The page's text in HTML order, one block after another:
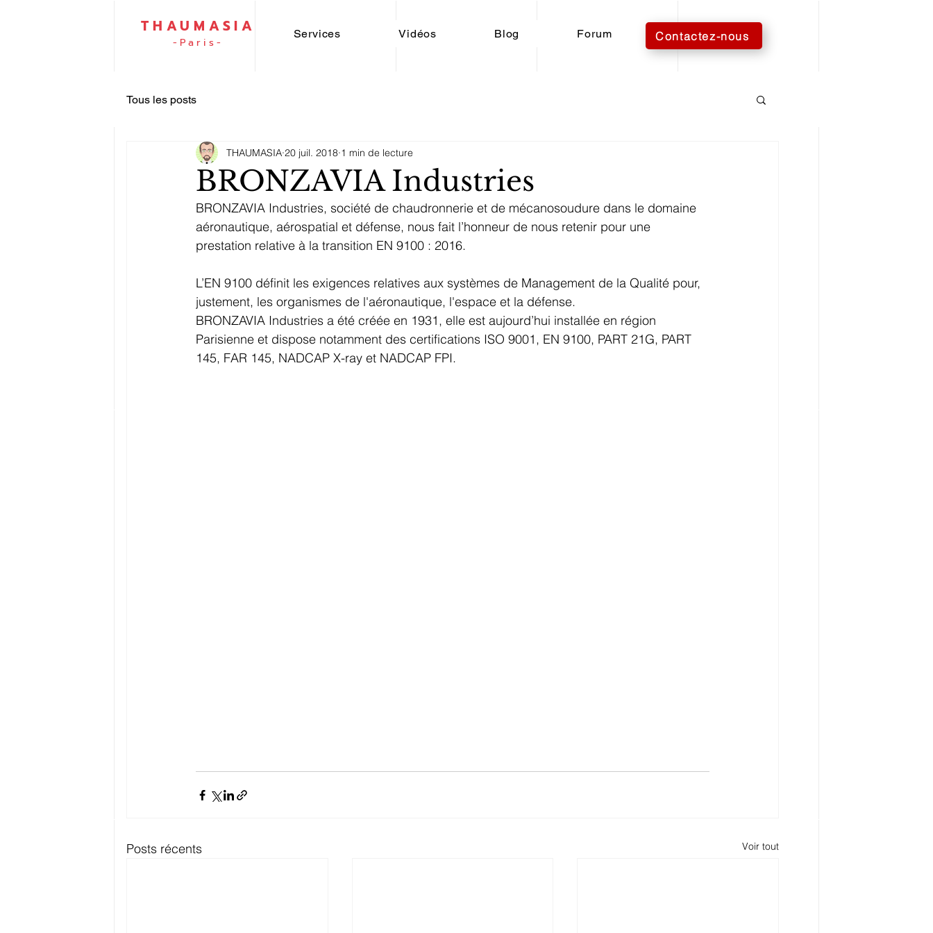
THAUMASIA
-Paris-
Services Vidéos Blog Forum Contactez-nous
Tous les posts
BRONZAVIA Industries
THAUMASIA 20 juil. 2018 1 min de lecture
BRONZAVIA Industries, société de chaudronnerie et de mécanosoudure dans le domaine
aéronautique, aérospatial et défense, nous fait l’honneur de nous retenir pour une
prestation relative à la transition EN 9100 : 2016.
L’EN 9100 définit les exigences relatives aux systèmes de Management de la Qualité pour,
justement, les organismes de l'aéronautique, l'espace et la défense.
BRONZAVIA Industries a été créée en 1931, elle est aujourd’hui installée en région
Parisienne et dispose notamment des certifications ISO 9001, EN 9100, PART 21G, PART
145, FAR 145, NADCAP X-ray et NADCAP FPI.
Posts récents Voir tout